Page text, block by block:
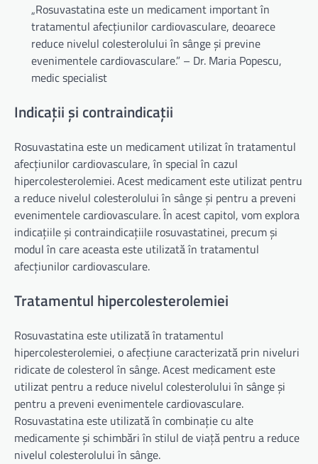
„Rosuvastatina este un medicament important în
tratamentul afecțiunilor cardiovasculare, deoarece
reduce nivelul colesterolului în sânge și previne
evenimentele cardiovasculare.” – Dr. Maria Popescu,
medic specialist
Indicații și contraindicații
Rosuvastatina este un medicament utilizat în tratamentul
afecțiunilor cardiovasculare, în special în cazul
hipercolesterolemiei. Acest medicament este utilizat pentru
a reduce nivelul colesterolului în sânge și pentru a preveni
evenimentele cardiovasculare. În acest capitol, vom explora
indicațiile și contraindicațiile rosuvastatinei, precum și
modul în care aceasta este utilizată în tratamentul
afecțiunilor cardiovasculare.
Tratamentul hipercolesterolemiei
Rosuvastatina este utilizată în tratamentul
hipercolesterolemiei, o afecțiune caracterizată prin niveluri
ridicate de colesterol în sânge. Acest medicament este
utilizat pentru a reduce nivelul colesterolului în sânge și
pentru a preveni evenimentele cardiovasculare.
Rosuvastatina este utilizată în combinație cu alte
medicamente și schimbări în stilul de viață pentru a reduce
nivelul colesterolului în sânge.